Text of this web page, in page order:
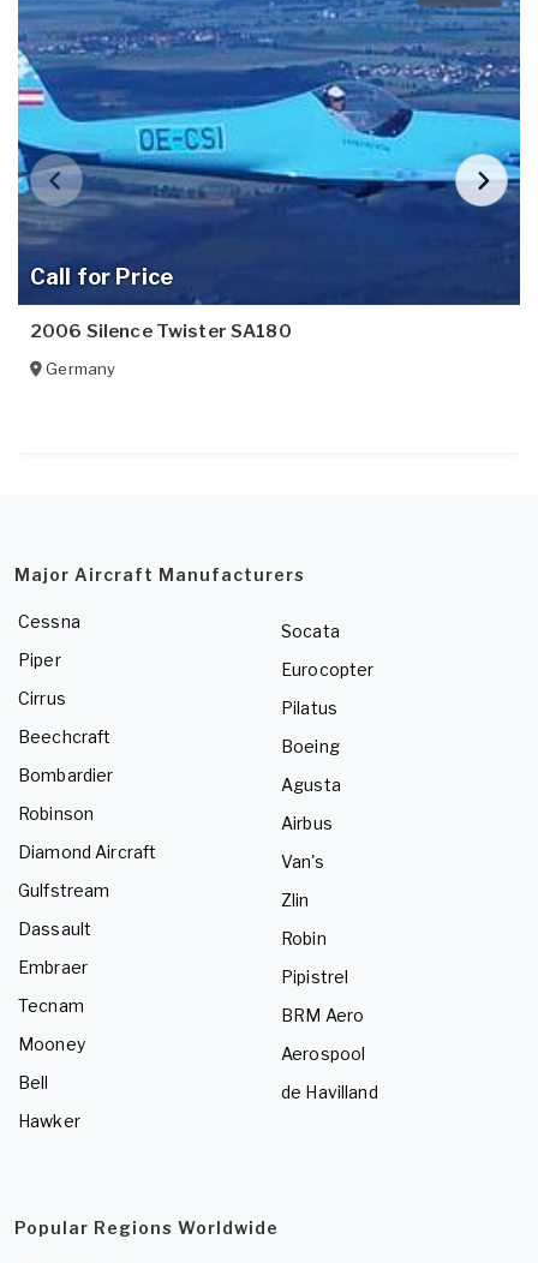
Call for Price
2006 Silence Twister SA180
Germany
Major Aircraft Manufacturers
Cessna
Piper
Cirrus
Beechcraft
Bombardier
Robinson
Diamond Aircraft
Gulfstream
Dassault
Embraer
Tecnam
Mooney
Bell
Hawker
Socata
Eurocopter
Pilatus
Boeing
Agusta
Airbus
Van's
Zlin
Robin
Pipistrel
BRM Aero
Aerospool
de Havilland
Popular Regions Worldwide